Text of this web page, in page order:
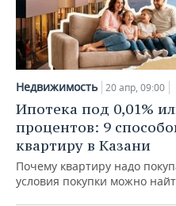
Недвижимость 20 апр, 09:00
Ипотека под 0,01%
процентов: 9
квартиру в Казани
Почему квартиру надо
условия покупки можно